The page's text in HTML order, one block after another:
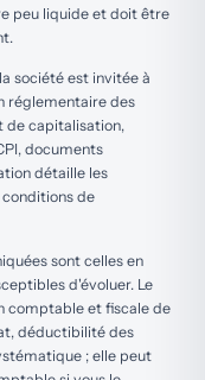
peu liquide et doit être
société est invitée à
réglementaire des
de capitalisation,
documents
détaille les
de
sont celles en
d'évoluer. Le
comptable et fiscale de
déductibilité des
; elle peut